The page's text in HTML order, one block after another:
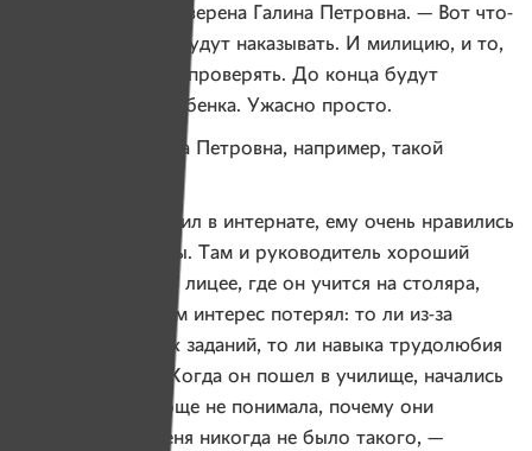
так относятся, — уверена Галина Петровна. — Вот что-
то сделал не так, будут наказывать. И милицию, и то,
и сё, и в психушке проверять. До конца будут
добивать этого ребенка. Ужасно просто.
Вспоминает Галина Петровна, например, такой
— Когда Богдан жил в интернате, ему очень нравились
столярные работы. Там и руководитель хороший
был, и станки. А в лицее, где он учится на столяра,
он к этим работам интерес потерял: то ли из-за
слишком простых заданий, то ли навыка трудолюбия
у него пока нет. Когда он пошел в училище, начались
скандалы. Я вообще не понимала, почему они
происходят, у меня никогда не было такого, —